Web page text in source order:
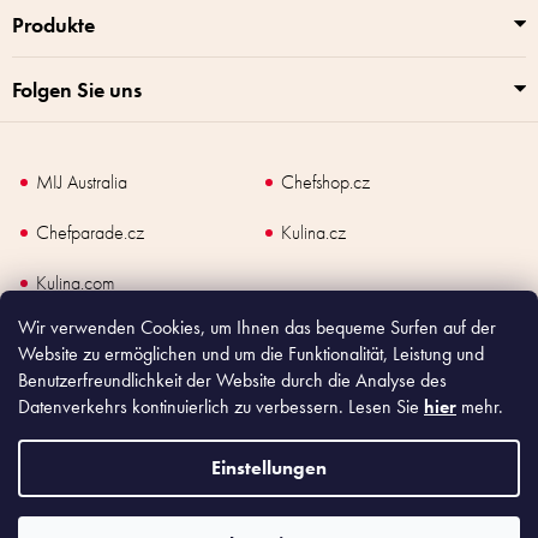
Wir verwenden Cookies, um Ihnen das bequeme Surfen auf der
Website zu ermöglichen und um die Funktionalität, Leistung und
Benutzerfreundlichkeit der Website durch die Analyse des
Datenverkehrs kontinuierlich zu verbessern. Lesen Sie hier mehr.
Einstellungen
Produkte
Folgen Sie uns
MIJ Australia
Chefshop.cz
Chefparade.cz
Kulina.cz
Kulina.com
Copyright 2026Made In Japan Europe. Alle Rechte vorbehalten.
Nach dem Gesetz über Verkaufsunterlagen ist der Verkäufer verpflichtet, dem
Käufer eine Quittung auszustellen. Gleichzeitig ist er verpflichtet, die
eingegangenen Umsätze online bei der Steuerverwaltung zu registrieren; im Falle
eines technischen Defekts spätestens innerhalb von 48 Stunden.